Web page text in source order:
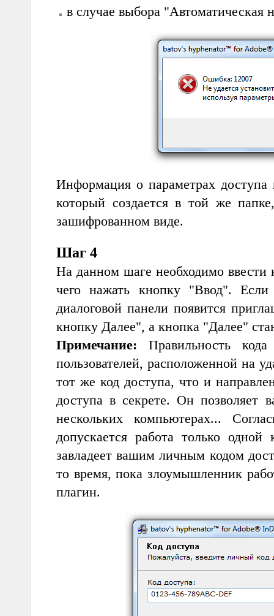
в случае выбора "Автоматическая
Информация о параметрах доступа
который создается в той же
зашифрованном виде.
Шаг 4
На данном шаге необходимо
чего нажать кнопку "Ввод".
диалоговой панели появится
кнопку Далее", а кнопка "Далее"
Примечание: Правильность
пользователей, расположенной на
тот же код доступа, что и
доступа в секрете. Он позволяет
нескольких компьютерах...
допускается работа только
завладеет вашим личным кодом
то время, пока злоумышленник
плагин.